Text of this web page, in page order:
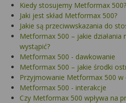
Kiedy stosujemy Metformax 500?
Jaki jest skład Metformax 500?
Jakie są przeciwwskazania do
Metformax 500 – jakie działania
wystąpić?
Metformax 500 - dawkowanie
Metformax 500 – jakie środki
Przyjmowanie Metformax 500 w
Metformax 500 - interakcje
Czy Metformax 500 wpływa na